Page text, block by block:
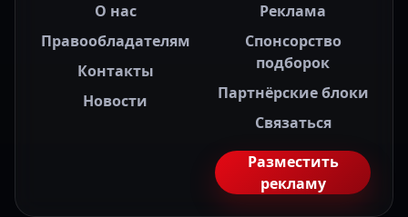
О нас
Правообладателям
Контакты
Новости
Реклама
Спонсорство
подборок
Партнёрские блоки
Связаться
Разместить
рекламу